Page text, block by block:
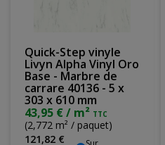
Quick-Step vinyle
Livyn Alpha Vinyl Oro
Base - Marbre de
carrare 40136 - 5 x
303 x 610 mm
43,95 € / m² TTC
(2,772 m² / paquet)
121,82 €